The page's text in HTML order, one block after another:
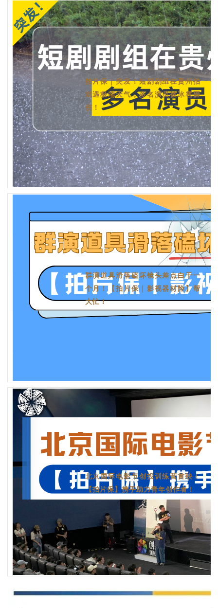
拍片保｜突发！短剧剧组在贵州拍
戏遇极端天气，多名演员被冰雹砸
伤！
群演道具滑落磕坏镜头差点白干一
个月！【拍片保｜影视器材险】帮
大忙！
北京国际电影节创投训练营首映！
【拍片保】携手助力青年创作者！